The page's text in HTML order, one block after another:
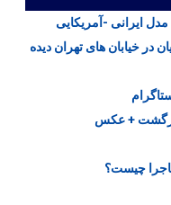
ایرانی -آمریکایی
خیابان های تهران دیده
+ عکس
چیست؟